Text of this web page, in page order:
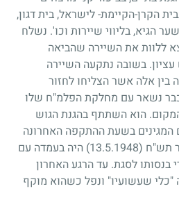
הקרן-הקיימת- לישראל, בית דגון,
הגיא, בליווי שיירות וכו'. נשלח
ללוות את השיירה שהביאה
בשובה נתקעה השיירה
בין אלה אשר הצליחו לחזור
נשאר עם מחלקת הפלמ"ח שלו
הוא השתתף בהגנת הגוש
המגינים בשעת ההתקפה האחרונה
תש"ח (13.5.1948)
היה בעמדה עם
בנסותו לסגת. עד הרגע האחרון
שעשועיו" ונפל כשהוא מוקף